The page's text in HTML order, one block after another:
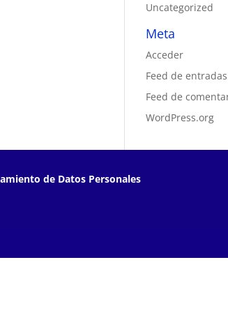
Uncategorized
Meta
Acceder
Feed de entradas
Feed de
WordPress.org
de Datos Personales